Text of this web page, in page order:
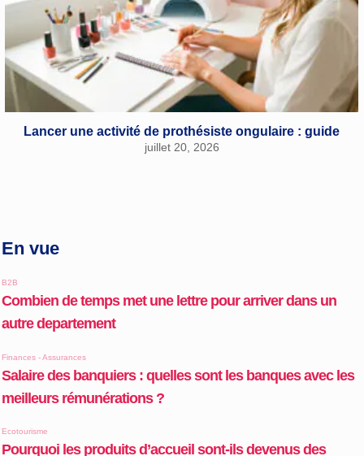
Lancer une activité de prothésiste ongulaire : guide
juillet 20, 2026
En vue